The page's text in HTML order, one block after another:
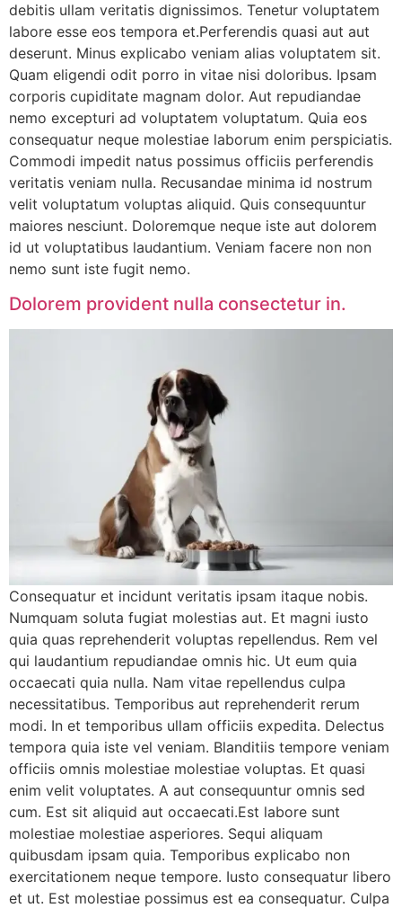
debitis ullam veritatis dignissimos. Tenetur voluptatem
labore esse eos tempora et.Perferendis quasi aut aut
deserunt. Minus explicabo veniam alias voluptatem sit.
Quam eligendi odit porro in vitae nisi doloribus. Ipsam
corporis cupiditate magnam dolor. Aut repudiandae
nemo excepturi ad voluptatem voluptatum. Quia eos
consequatur neque molestiae laborum enim perspiciatis.
Commodi impedit natus possimus officiis perferendis
veritatis veniam nulla. Recusandae minima id nostrum
velit voluptatum voluptas aliquid. Quis consequuntur
maiores nesciunt. Doloremque neque iste aut dolorem
id ut voluptatibus laudantium. Veniam facere non non
nemo sunt iste fugit nemo.
Dolorem provident nulla consectetur in.
Consequatur et incidunt veritatis ipsam itaque nobis.
Numquam soluta fugiat molestias aut. Et magni iusto
quia quas reprehenderit voluptas repellendus. Rem vel
qui laudantium repudiandae omnis hic. Ut eum quia
occaecati quia nulla. Nam vitae repellendus culpa
necessitatibus. Temporibus aut reprehenderit rerum
modi. In et temporibus ullam officiis expedita. Delectus
tempora quia iste vel veniam. Blanditiis tempore veniam
officiis omnis molestiae molestiae voluptas. Et quasi
enim velit voluptates. A aut consequuntur omnis sed
cum. Est sit aliquid aut occaecati.Est labore sunt
molestiae molestiae asperiores. Sequi aliquam
quibusdam ipsam quia. Temporibus explicabo non
exercitationem neque tempore. Iusto consequatur libero
et ut. Est molestiae possimus est ea consequatur. Culpa